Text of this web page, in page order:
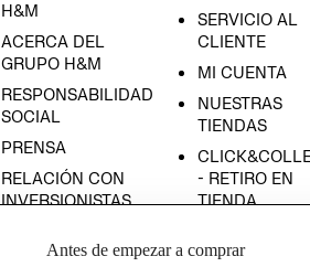
H&M
ACERCA DEL
GRUPO H&M
RESPONSABILIDAD
SOCIAL
PRENSA
RELACIÓN CON
INVERSIONISTAS
EMPRESARIAL
SERVICIO AL
CLIENTE
MI CUENTA
NUESTRAS
TIENDAS
- RETIRO EN
TIENDA
CONDICIONES
Antes de empezar a comprar